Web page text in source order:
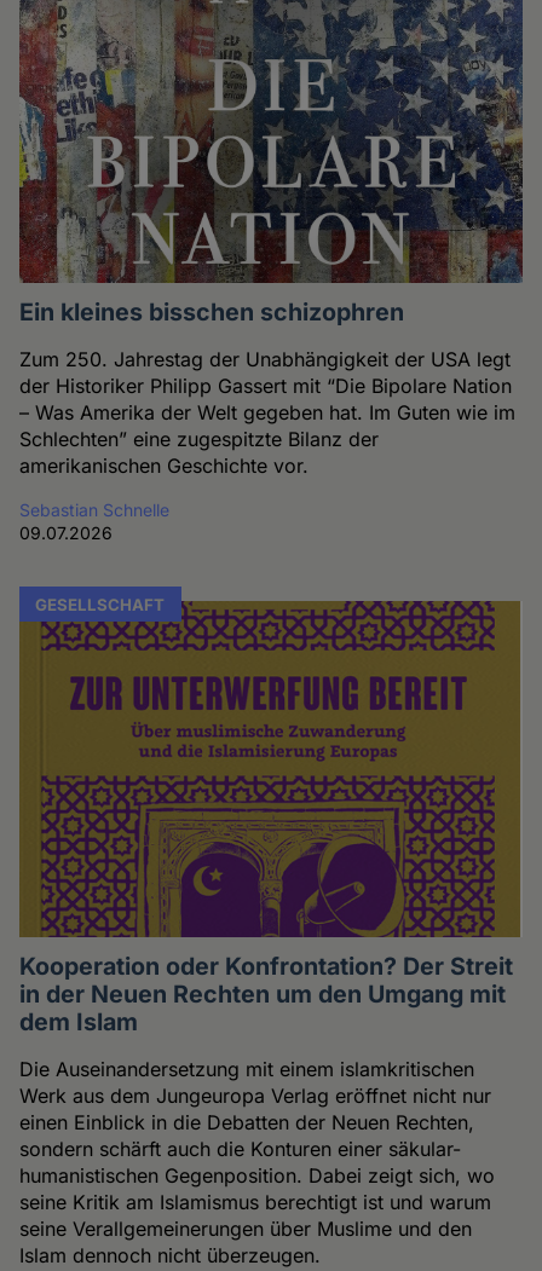
Ein kleines bisschen schizophren
Zum 250. Jahrestag der Unabhängigkeit der USA legt
der Historiker Philipp Gassert mit “Die Bipolare Nation
– Was Amerika der Welt gegeben hat. Im Guten wie im
Schlechten” eine zugespitzte Bilanz der
amerikanischen Geschichte vor.
Sebastian Schnelle
09.07.2026
GESELLSCHAFT
Kooperation oder Konfrontation? Der Streit
in der Neuen Rechten um den Umgang mit
dem Islam
Die Auseinandersetzung mit einem islamkritischen
Werk aus dem Jungeuropa Verlag eröffnet nicht nur
einen Einblick in die Debatten der Neuen Rechten,
sondern schärft auch die Konturen einer säkular-
humanistischen Gegenposition. Dabei zeigt sich, wo
seine Kritik am Islamismus berechtigt ist und warum
seine Verallgemeinerungen über Muslime und den
Islam dennoch nicht überzeugen.